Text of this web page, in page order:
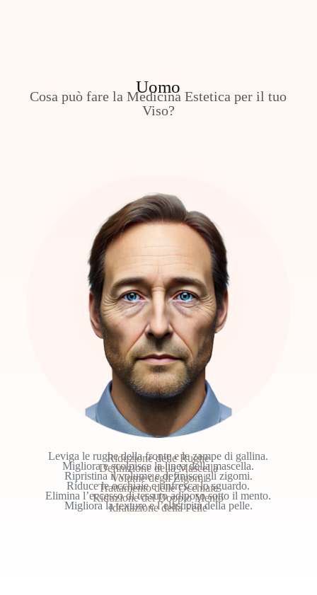
Uomo
Cosa può fare la Medicina Estetica per il tuo
Viso?
Riduzione delle Rughe
Leviga le rughe della fronte e le zampe di gallina.
Definizione della Mascella
Migliora e scolpisce la linea della mascella.
Volume degli Zigomi
Ripristina il volume e definisce gli zigomi.
Trattamento delle Occhiaie
Riduce le occhiaie e rinfresca lo sguardo.
Riduzione del Doppio Mento
Elimina l’eccesso di tessuto adiposo sotto il mento.
Idratazione della Pelle
Migliora la texture e l’elasticità della pelle.